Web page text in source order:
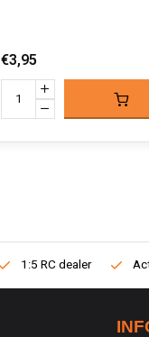
€3,95
1:5 RC dealer